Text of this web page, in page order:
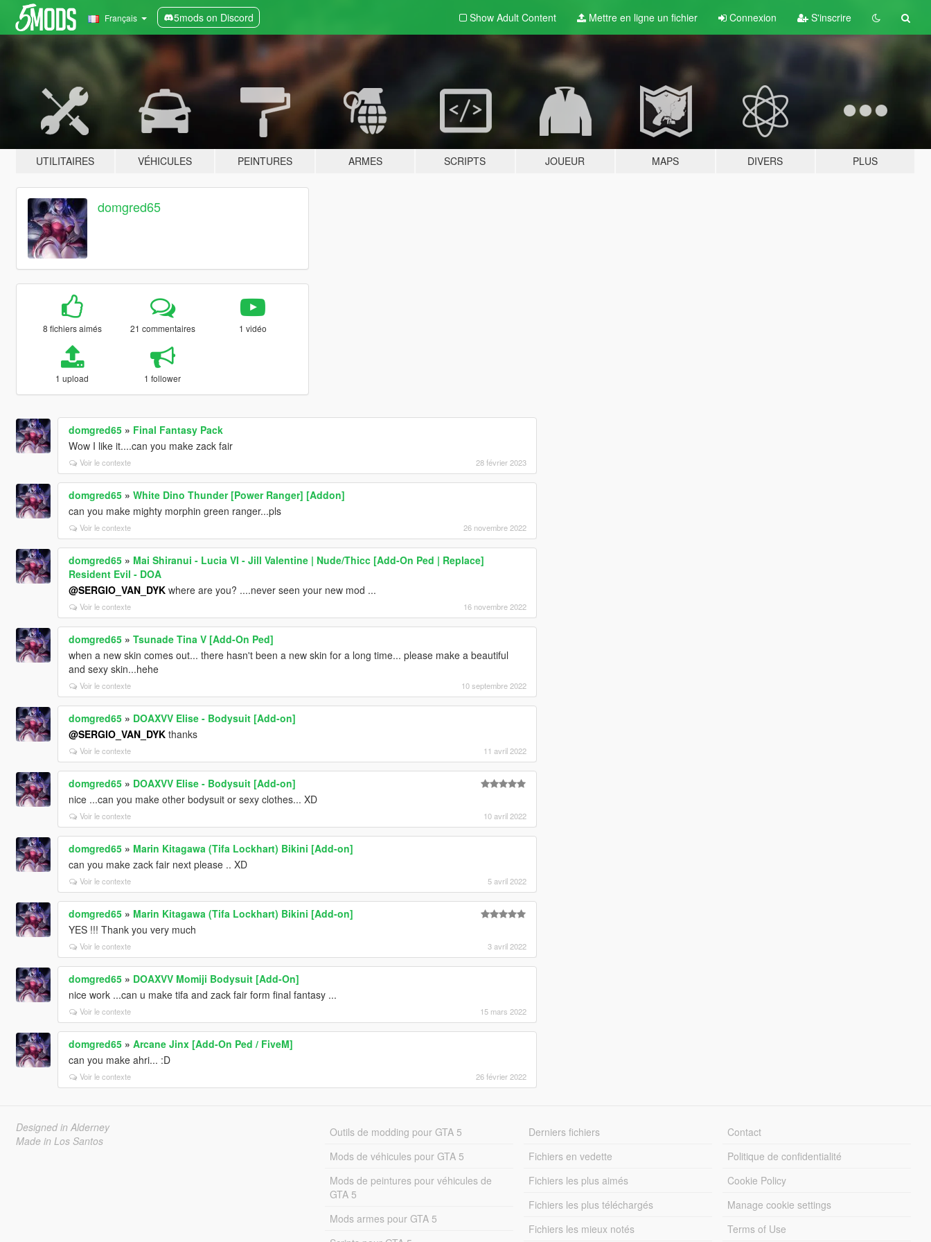
Français 5mods on Discord Show Adult Content Mettre en ligne un fichier Connexion S'inscrire
UTILITAIRES VÉHICULES PEINTURES ARMES SCRIPTS JOUEUR MAPS DIVERS PLUS
domgred65
8 fichiers aimés 21 commentaires 1 vidéo
1 upload 1 follower
domgred65» Final Fantasy Pack
Wow I like it....can you make zack fair
Voir le contexte 28 février 2023
domgred65» White Dino Thunder [Power Ranger] [Addon]
can you make mighty morphin green ranger...pls
Voir le contexte 26 novembre 2022
domgred65» Mai Shiranui - Lucia VI - Jill Valentine | Nude/Thicc [Add-On Ped | Replace]
Resident Evil - DOA
@SERGIO_VAN_DYKwhere are you? ....never seen your new mod ...
Voir le contexte 16 novembre 2022
domgred65» Tsunade Tina V [Add-On Ped]
when a new skin comes out... there hasn't been a new skin for a long time... please make a beautiful
and sexy skin...hehe
Voir le contexte 10 septembre 2022
domgred65» DOAXVV Elise - Bodysuit [Add-on]
@SERGIO_VAN_DYKthanks
Voir le contexte 11 avril 2022
domgred65» DOAXVV Elise - Bodysuit [Add-on]
nice ...can you make other bodysuit or sexy clothes... XD
Voir le contexte 10 avril 2022
domgred65» Marin Kitagawa (Tifa Lockhart) Bikini [Add-on]
can you make zack fair next please .. XD
Voir le contexte 5 avril 2022
domgred65» Marin Kitagawa (Tifa Lockhart) Bikini [Add-on]
YES !!! Thank you very much
Voir le contexte 3 avril 2022
domgred65» DOAXVV Momiji Bodysuit [Add-On]
nice work ...can u make tifa and zack fair form final fantasy ...
Voir le contexte 15 mars 2022
domgred65» Arcane Jinx [Add-On Ped / FiveM]
can you make ahri... :D
Voir le contexte 26 février 2022
Designed in Alderney
Made in Los Santos
Outils de modding pour GTA 5
Mods de véhicules pour GTA 5
Mods de peintures pour véhicules de
GTA 5
Mods armes pour GTA 5
Derniers fichiers
Fichiers en vedette
Fichiers les plus aimés
Fichiers les plus téléchargés
Fichiers les mieux notés
Contact
Politique de confidentialité
Cookie Policy
Manage cookie settings
Terms of Use